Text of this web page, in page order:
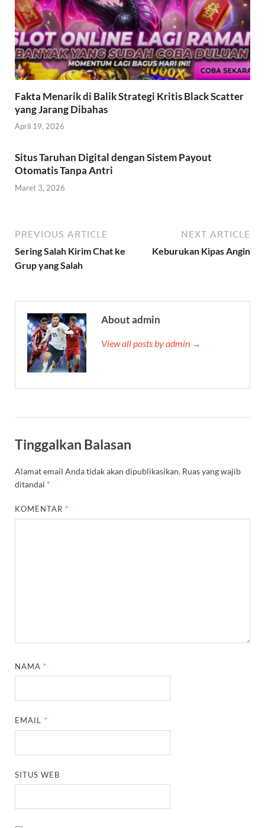
Fakta Menarik di Balik Strategi Kritis Black Scatter
yang Jarang Dibahas
April 19, 2026
Situs Taruhan Digital dengan Sistem Payout
Otomatis Tanpa Antri
Maret 3, 2026
PREVIOUS ARTICLE
Sering Salah Kirim Chat ke
Grup yang Salah
NEXT ARTICLE
Keburukan Kipas Angin
About admin
View all posts by admin →
Tinggalkan Balasan
Alamat email Anda tidak akan dipublikasikan. Ruas yang wajib
ditandai *
KOMENTAR *
NAMA *
EMAIL *
SITUS WEB